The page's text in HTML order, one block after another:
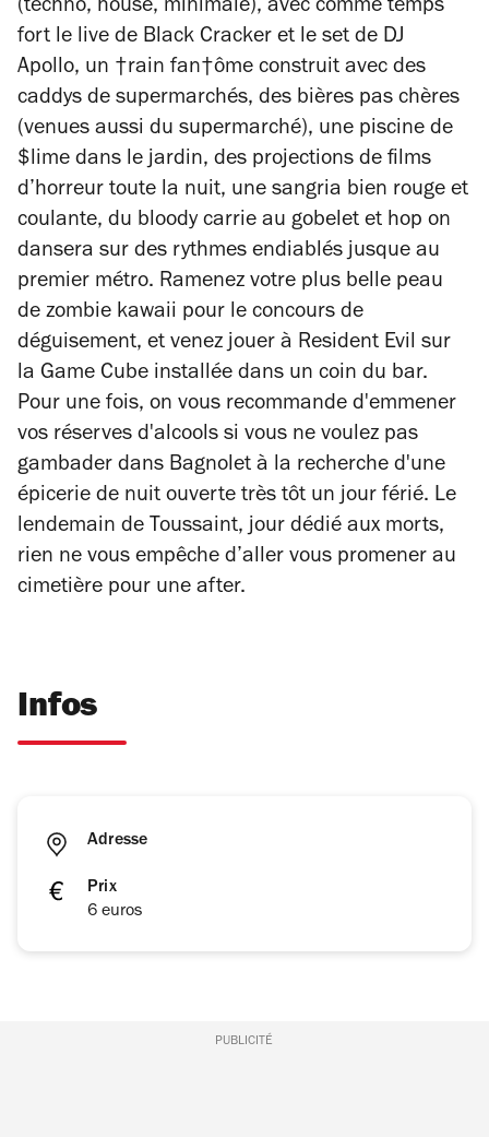
(techno, house, minimale), avec comme temps
fort le live de Black Cracker et le set de DJ
Apollo, un †rain fan†ôme construit avec des
caddys de supermarchés, des bières pas chères
(venues aussi du supermarché), une piscine de
$lime dans le jardin, des projections de films
d’horreur toute la nuit, une sangria bien rouge et
coulante, du bloody carrie au gobelet et hop on
dansera sur des rythmes endiablés jusque au
premier métro. Ramenez votre plus belle peau
de zombie kawaii pour le concours de
déguisement, et venez jouer à Resident Evil sur
la Game Cube installée dans un coin du bar.
Pour une fois, on vous recommande d'emmener
vos réserves d'alcools si vous ne voulez pas
gambader dans Bagnolet à la recherche d'une
épicerie de nuit ouverte très tôt un jour férié. Le
lendemain de Toussaint, jour dédié aux morts,
rien ne vous empêche d’aller vous promener au
cimetière pour une after.
Infos
Adresse
Prix
6 euros
PUBLICITÉ